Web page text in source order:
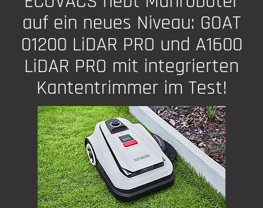
auf ein neues Niveau: GOAT
01200 LiDAR PRO und A1600
LiDAR PRO mit integrierten
Kantentrimmer im Test!